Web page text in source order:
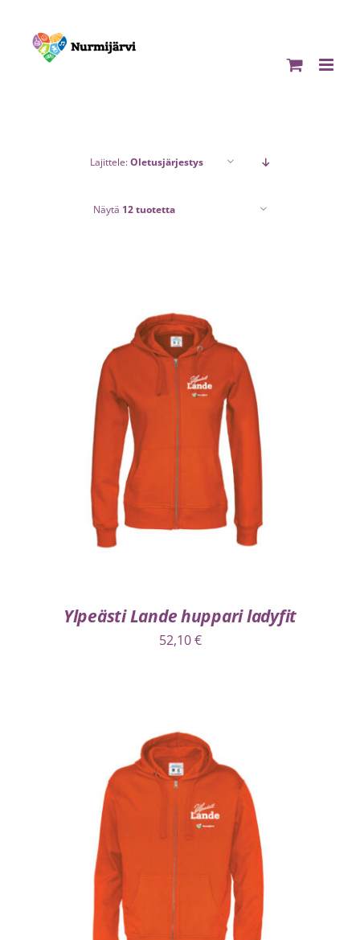
content
Lajittele:Oletusjärjestys
Näytä 12 tuotetta
VALITSE VAIHTOEHDOISTA / LISÄTIEDOT
Ylpeästi Lande huppari ladyfit
52,10€
VALITSE VAIHTOEHDOISTA LISÄTIEDOT